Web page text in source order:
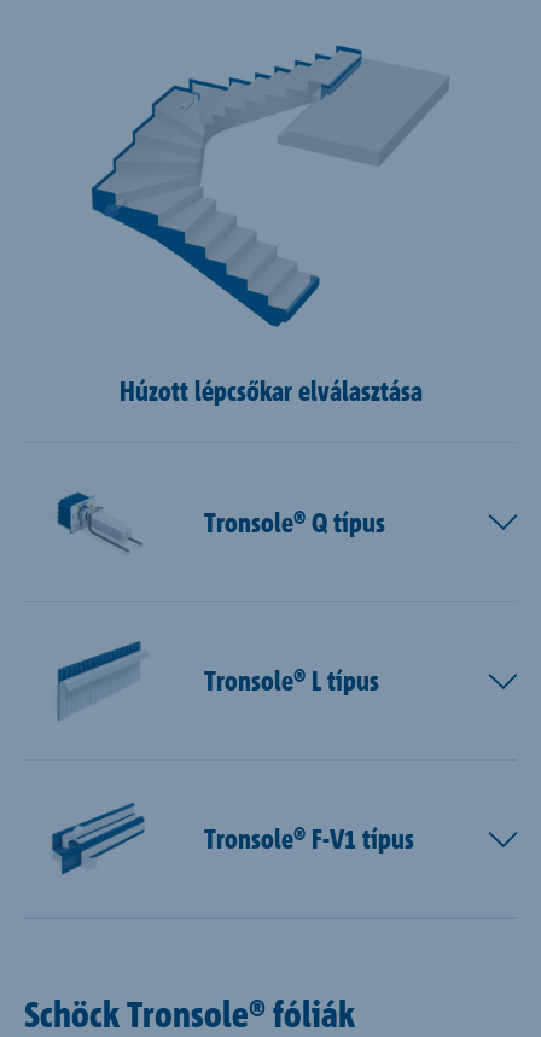
Húzott lépcsőkar elválasztása
Tronsole® Q típus
Tronsole® L típus
Tronsole® F-V1 típus
Schöck Tronsole® fóliák